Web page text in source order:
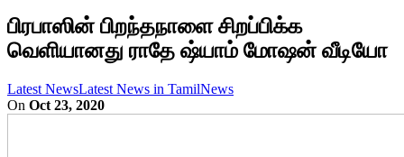
பிரபாஸின் பிறந்தநாளை சிறப்பிக்க
வெளியானது ராதே ஷ்யாம் மோஷன் வீடியோ
Latest NewsLatest News in TamilNews
On Oct 23, 2020